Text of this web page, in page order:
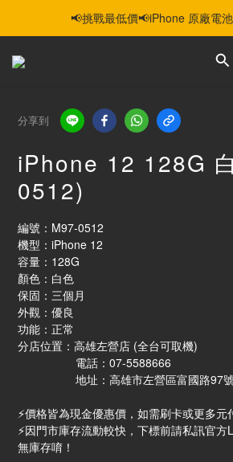
智慧購機，輕鬆省❣️二手機📱
📢挑戰最低價📢iPhone 原廠電
智慧購機，輕鬆省❣️二手機📱
分享到
iPhone 12 128G
0512)
編號：M97-0512
機型：iPhone 12
容量：128G
顏色：白色
保固：三個月
外觀：優良
功能：正常
分店位置：高雄左營店 (全台可取機)
                  電話：07-5588666
地址：高雄市左營區富國路97
⚡價格皆為現金優惠價，如需刷卡或更多元
⚡因門市庫存流動較快，下標前請私訊官
無庫存唷！